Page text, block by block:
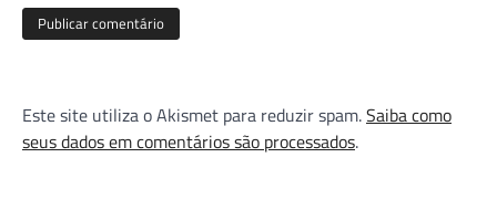
Este site utiliza o Akismet para reduzir spam.Saiba como
seus dados em comentários são processados.